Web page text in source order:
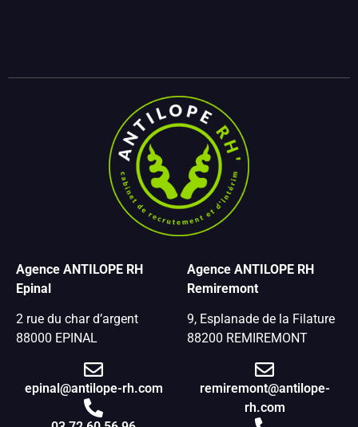
Agence ANTILOPE RH
Epinal
2 rue du char d’argent
88000 EPINAL
epinal@antilope-rh.com
Agence ANTILOPE RH
Remiremont
9, Esplanade de la Filature
88200 REMIREMONT
remiremont@antilope-
rh.com